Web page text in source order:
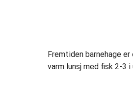
Fremtiden barnehage
varm lunsj med fisk 2-3